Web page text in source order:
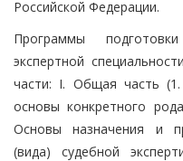
Российской Федерации.
Программы
экспертной
части: I. Общая часть (1.
основы конкретного
Основы назначения и
(вида) судебной